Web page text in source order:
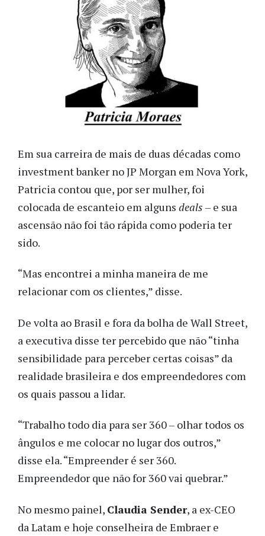
Em sua carreira de mais de duas décadas como
investment banker no JP Morgan em Nova York,
Patricia contou que, por ser mulher, foi
colocada de escanteio em alguns deals – e sua
ascensão não foi tão rápida como poderia ter
sido.
“Mas encontrei a minha maneira de me
relacionar com os clientes,” disse.
De volta ao Brasil e fora da bolha de Wall Street,
a executiva disse ter percebido que não “tinha
sensibilidade para perceber certas coisas” da
realidade brasileira e dos empreendedores com
os quais passou a lidar.
“Trabalho todo dia para ser 360 – olhar todos os
ângulos e me colocar no lugar dos outros,”
disse ela. “Empreender é ser 360.
Empreendedor que não for 360 vai quebrar.”
No mesmo painel, Claudia Sender, a ex-CEO
da Latam e hoje conselheira de Embraer e